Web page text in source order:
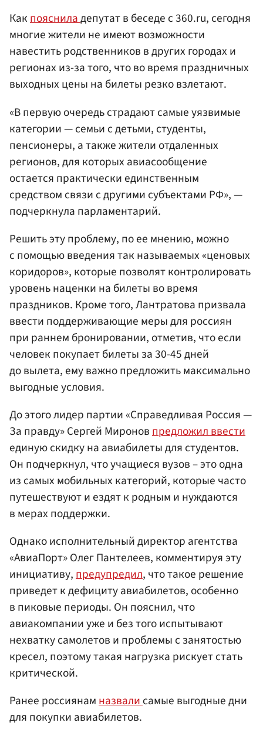
Какпоясниладепутат в беседе с 360.ru, сегодня
многие жители не имеют возможности
навестить родственников в других городах и
регионах из-за того, что во время праздничных
выходных цены на билеты резко взлетают.
«В первую очередь страдают самые уязвимые
категории — семьи с детьми, студенты,
пенсионеры, а также жители отдаленных
регионов, для которых авиасообщение
остается практически единственным
средством связи с другими субъектами РФ», —
подчеркнула парламентарий.
Решить эту проблему, по ее мнению, можно
с помощью введения так называемых «ценовых
коридоров», которые позволят контролировать
уровень наценки на билеты во время
праздников. Кроме того, Лантратова призвала
ввести поддерживающие меры для россиян
при раннем бронировании, отметив, что если
человек покупает билеты за 30-45 дней
до вылета, ему важно предложить максимально
выгодные условия.
До этого лидер партии «Справедливая Россия —
За правду» Сергей Мироновпредложил ввести
единую скидку на авиабилеты для студентов.
Он подчеркнул, что учащиеся вузов – это одна
из самых мобильных категорий, которые часто
путешествуют и ездят к родным и нуждаются
в мерах поддержки.
Однако исполнительный директор агентства
«АвиаПорт» Олег Пантелеев, комментируя эту
инициативу,предупредил, что такое решение
приведет к дефициту авиабилетов, особенно
в пиковые периоды. Он пояснил, что
авиакомпании уже и без того испытывают
нехватку самолетов и проблемы с занятостью
кресел, поэтому такая нагрузка рискует стать
критической.
Ранее россиянамназвалисамые выгодные дни
для покупки авиабилетов.